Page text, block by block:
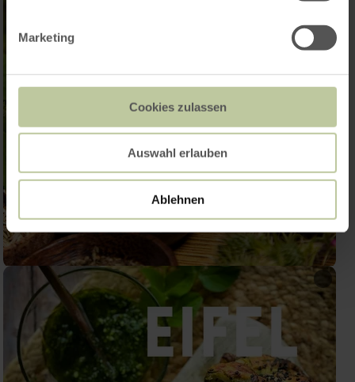
Marketing
Cookies zulassen
Auswahl erlauben
Ablehnen